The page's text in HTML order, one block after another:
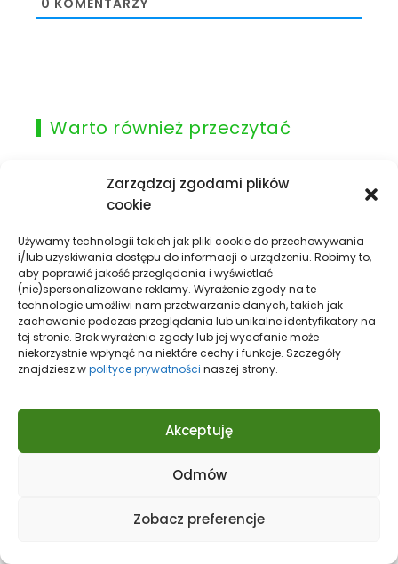
Zarządzaj zgodami plików
cookie
Używamy technologii takich jak pliki cookie do przechowywania
i/lub uzyskiwania dostępu do informacji o urządzeniu. Robimy to,
aby poprawić jakość przeglądania i wyświetlać
(nie)spersonalizowane reklamy. Wyrażenie zgody na te
technologie umożliwi nam przetwarzanie danych, takich jak
zachowanie podczas przeglądania lub unikalne identyfikatory na
tej stronie. Brak wyrażenia zgody lub jej wycofanie może
niekorzystnie wpłynąć na niektóre cechy i funkcje. Szczegóły
znajdziesz wpolityce prywatności naszej strony.
Akceptuję
Odmów
Zobacz preferencje
Warto również przeczytać
Otwarcie sklepu Primark w
Koszalinie coraz bliżej! Trwa
rekrutacja pracowników